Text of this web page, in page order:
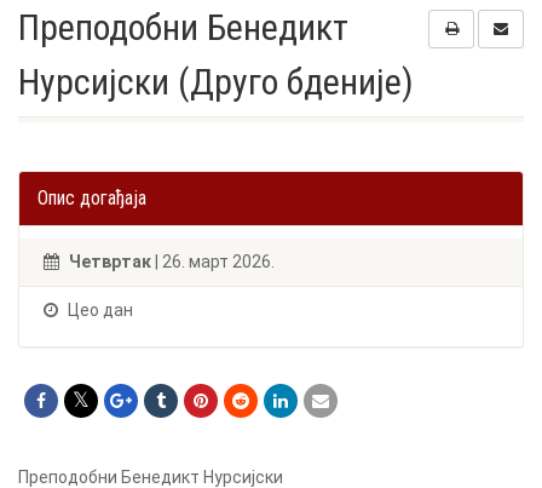
Преподобни Бенедикт
Нурсијски (Друго бденије)
Опис догађаја
Четвртак | 26. март 2026.
Цео дан
Преподобни Бенедикт Нурсијски